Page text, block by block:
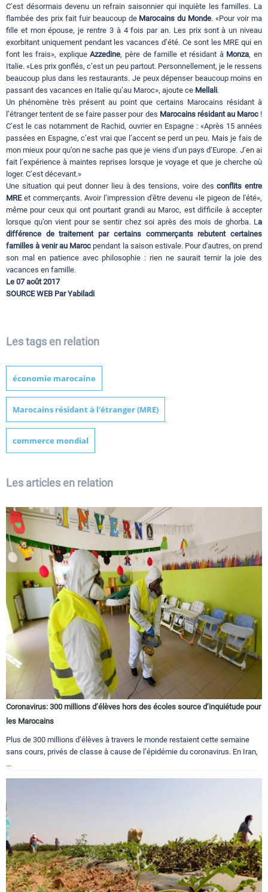
C’est désormais devenu un refrain saisonnier qui inquiète les familles. La
flambée des prix fait fuir beaucoup de Marocains du Monde. «Pour voir ma
fille et mon épouse, je rentre 3 à 4 fois par an. Les prix sont à un niveau
exorbitant uniquement pendant les vacances d’été. Ce sont les MRE qui en
font les frais», expliqueAzzedine, père de famille et résidant à Monza, en
Italie. «Les prix gonflés, c’est un peu partout. Personnellement, je le ressens
beaucoup plus dans les restaurants. Je peux dépenser beaucoup moins en
passant des vacances en Italie qu’au Maroc», ajoute ce Mellali.
Un phénomène très présent au point que certains Marocains résidant à
l’étranger tentent de se faire passer pour des Marocains résidant au Maroc!
C’est le cas notamment de Rachid, ouvrier en Espagne : «Après 15 années
passées en Espagne, c’est vrai que l’accent se perd un peu. Mais je fais de
mon mieux pour qu’on ne sache pas que je viens d’un pays d’Europe. J’en ai
fait l’expérience à maintes reprises lorsque je voyage et que je cherche où
loger. C’est décevant.»
Une situation qui peut donner lieu à des tensions, voire desconflits entre
MREet commerçants. Avoir l’impression d'être devenu «le pigeon de l'été»,
même pour ceux qui ont pourtant grandi au Maroc, est difficile à accepter
lorsque qu’on vient pour se sentir chez soi après des mois de ghorba. La
différence de traitement par certains commerçants rebutent certaines
familles à venir au Maroc pendant la saison estivale. Pour d'autres, on prend
son mal en patience avec philosophie : rien ne saurait ternir la joie des
vacances en famille.
Le 07 août 2017
SOURCE WEB Par Yabiladi
Les tags en relation
économie marocaine
Marocains résidant à l'étranger (MRE)
commerce mondial
Les articles en relation
Coronavirus: 300 millions d’élèves hors des écoles source d’inquiétude pour
les Marocains
Plus de 300 millions d’élèves à travers le monde restaient cette semaine
sans cours, privés de classe à cause de l’épidémie du coronavirus. En Iran,
...